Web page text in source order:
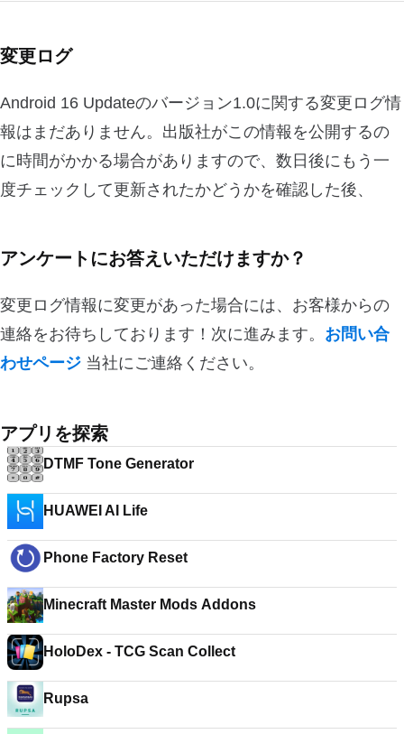
変更ログ
Android 16 Updateのバージョン1.0に関する変更ログ情
報はまだありません。出版社がこの情報を公開するの
に時間がかかる場合がありますので、数日後にもう一
度チェックして更新されたかどうかを確認した後、
アンケートにお答えいただけますか？
変更ログ情報に変更があった場合には、お客様からの
連絡をお待ちしております！次に進みます。 お問い合
わせページ 当社にご連絡ください。
アプリを探索
DTMF Tone Generator
HUAWEI AI Life
Phone Factory Reset
Minecraft Master Mods Addons
HoloDex - TCG Scan Collect
Rupsa